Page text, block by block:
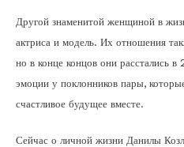
Другой знаменитой женщиной в
актриса и модель. Их отношения
но в конце концов они расстались
эмоции у поклонников пары,
счастливое будущее вместе.
Сейчас о личной жизни Данилы